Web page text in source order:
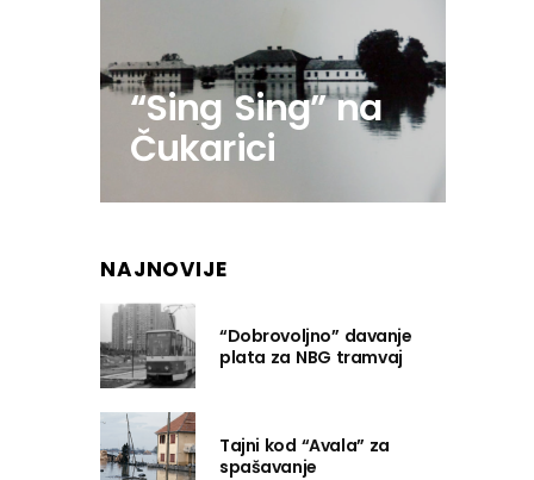
“Sing Sing” na
Čukarici
NAJNOVIJE
“Dobrovoljno” davanje
plata za NBG tramvaj
Tajni kod “Avala” za
spašavanje